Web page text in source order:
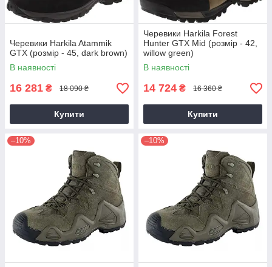
Черевики Harkila Atammik
GTX (розмір - 45, dark brown)
В наявності
16 281 ₴ 18 090 ₴
Купити
Черевики Harkila Forest
Hunter GTX Mid (розмір - 42,
willow green)
В наявності
14 724 ₴ 16 360 ₴
Купити
–10% –10%